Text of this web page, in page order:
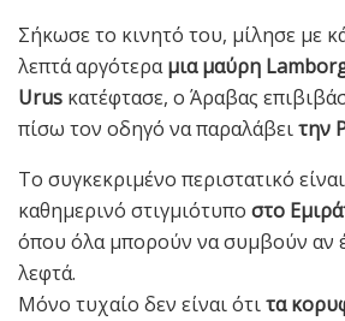
Σήκωσε το κινητό του, μίλησε με
λεπτά αργότεραμια μαύρη
Urus κατέφτασε, ο Άραβας
πίσω τον οδηγό να παραλάβειτην
Το συγκεκριμένο περιστατικό
καθημερινό στιγμιότυπο στο
όπου όλα μπορούν να συμβούν αν
λεφτά.
Μόνο τυχαίο δεν είναι ότιτα